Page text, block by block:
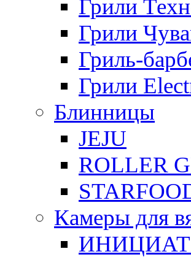
Грили
Грили
Гриль-
Грили
Блинницы
JEJU
ROLLER
Камеры для